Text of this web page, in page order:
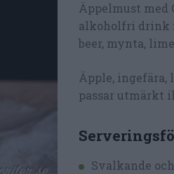
Äppelmust med
alkoholfri drink
beer, mynta,
Äpple, ingefära,
passar utmärkt
Svalkande